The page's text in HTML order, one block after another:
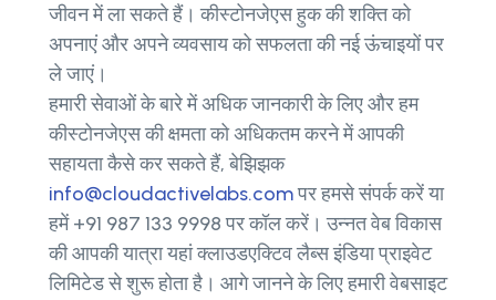
जीवन में ला सकते हैं। कीस्टोनजेएस हुक की शक्ति को
अपनाएं और अपने व्यवसाय को सफलता की नई ऊंचाइयों पर
ले जाएं।
हमारी सेवाओं के बारे में अधिक जानकारी के लिए और हम
कीस्टोनजेएस की क्षमता को अधिकतम करने में आपकी
सहायता कैसे कर सकते हैं, बेझिझक
info@cloudactivelabs.comपर हमसे संपर्क करें या
हमें +91 987 133 9998 पर कॉल करें। उन्नत वेब विकास
की आपकी यात्रा यहां क्लाउडएक्टिव लैब्स इंडिया प्राइवेट
लिमिटेड से शुरू होता है। आगे जानने के लिए हमारी वेबसाइट